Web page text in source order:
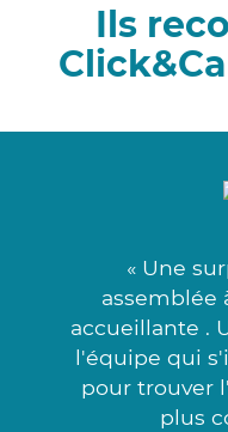
Ils
« Une
assemblée
accueillante .
l'équipe qui
pour trouver
plus